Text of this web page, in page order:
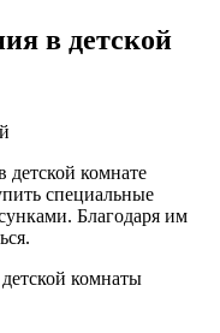
в детской
комнате
специальные
Благодаря им
комнаты